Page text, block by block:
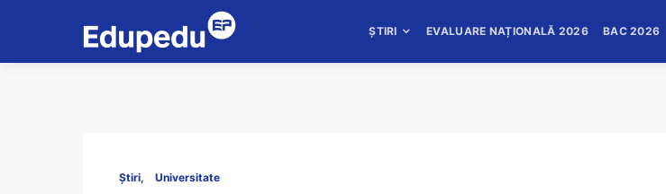
ȘTIRI EVALUARE NAȚIONALĂ 2026 BAC 2026
Știri Universitate